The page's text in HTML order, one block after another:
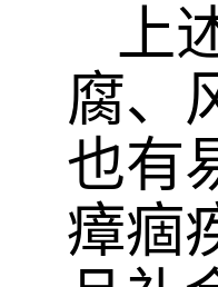
上
腐、
也有
瘴痼